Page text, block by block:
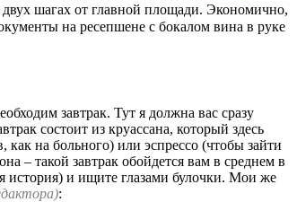
шагах от главной площади. Экономично,
на ресепшене с бокалом вина в руке
завтрак. Тут я должна вас сразу
состоит из круассана, который здесь
как на больного) или эспрессо (чтобы зайти
– такой завтрак обойдется вам в среднем в
история) и ищите глазами булочки. Мои же
: